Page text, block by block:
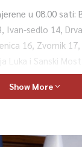
u 08.00 sati:
Ivan-sedlo 14,
16, Zvornik 17,
Luka i Sanski
i Grude 21,
uz malu do
Show More